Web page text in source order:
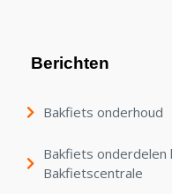
Berichten
Bakfiets onderhoud
Bakfiets
Bakfietscentrale